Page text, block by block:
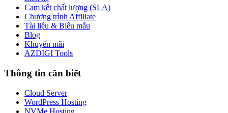
Cam kết chất lượng (SLA)
Chương trình Affiliate
Tài liệu & Biểu mẫu
Blog
Khuyến mãi
AZDIGI Tools
Thông tin cần biết
Cloud Server
WordPress Hosting
NVMe Hosting